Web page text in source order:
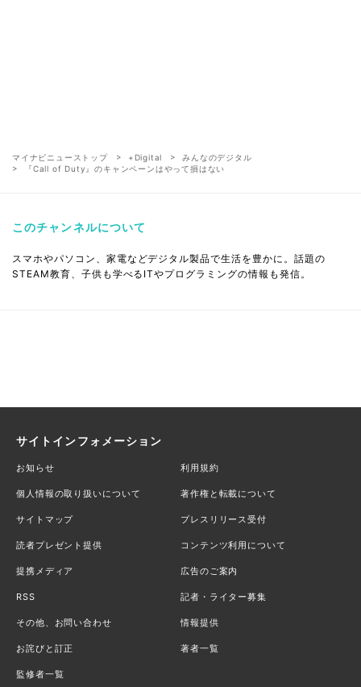
マイナビニューストップ +Digital
みんなのデジタル
『Call of Duty』のキャンペーンはやって損はない
このチャンネルについて
スマホやパソコン、家電などデジタル製品で生活を豊かに。話題の
STEAM教育、子供も学べるITやプログラミングの情報も発信。
サイトインフォメーション
お知らせ 利用規約
個人情報の取り扱いについて 著作権と転載について
サイトマップ プレスリリース受付
読者プレゼント提供 コンテンツ利用について
提携メディア 広告のご案内
RSS 記者・ライター募集
その他、お問い合わせ 情報提供
お詫びと訂正 著者一覧
監修者一覧